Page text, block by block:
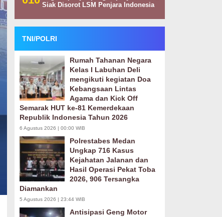
Siak Disorot LSM Penjara Indonesia
TNI/POLRI
Rumah Tahanan Negara
Kelas I Labuhan Deli
mengikuti kegiatan Doa
Kebangsaan Lintas
Agama dan Kick Off
Semarak HUT ke-81 Kemerdekaan
Republik Indonesia Tahun 2026
6 Agustus 2026 | 00:00 WIB
Polrestabes Medan
Ungkap 716 Kasus
Kejahatan Jalanan dan
Hasil Operasi Pekat Toba
2026, 906 Tersangka
Diamankan
5 Agustus 2026 | 23:44 WIB
Antisipasi Geng Motor